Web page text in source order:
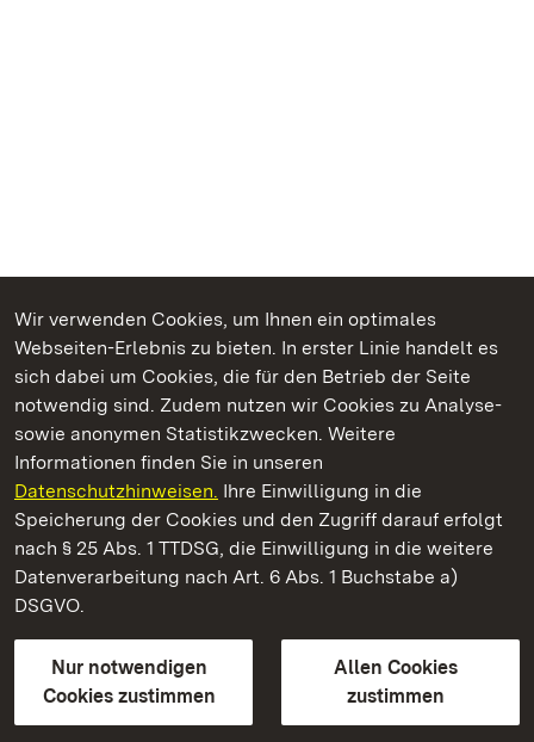
Wir verwenden Cookies, um Ihnen ein optimales
Webseiten-Erlebnis zu bieten. In erster Linie handelt es
sich dabei um Cookies, die für den Betrieb der Seite
notwendig sind. Zudem nutzen wir Cookies zu Analyse-
sowie anonymen Statistikzwecken. Weitere
Informationen finden Sie in unseren
Datenschutzhinweisen. Ihre Einwilligung in die
Speicherung der Cookies und den Zugriff darauf erfolgt
nach § 25 Abs. 1 TTDSG, die Einwilligung in die weitere
Datenverarbeitung nach Art. 6 Abs. 1 Buchstabe a)
DSGVO.
Nur notwendigen
Cookies zustimmen
Allen Cookies
zustimmen
Kommen. Staunen. Genießen.
Schloss Kirchheim
Staatliche Schlösser und Gärten Baden-Württemberg
Kontakt
GebärdenspracheLeichte Sprache
Erklärung zur Barrierefreiheit
BITV-konform (geprüfte Seiten)